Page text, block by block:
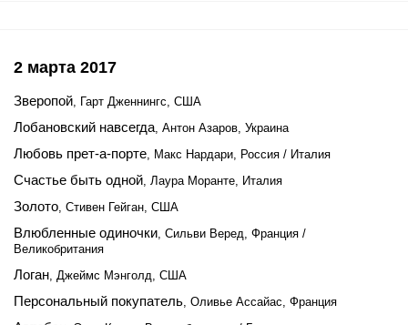
2 марта 2017
Зверопой, Гарт Дженнингс, США
Лобановский навсегда, Антон Азаров, Украина
Любовь прет-а-порте, Макс Нардари, Россия / Италия
Счастье быть одной, Лаура Моранте, Италия
Золото, Стивен Гейган, США
Влюбленные одиночки, Сильви Веред, Франция /
Великобритания
Логан, Джеймс Мэнголд, США
Персональный покупатель, Оливье Ассайас, Франция